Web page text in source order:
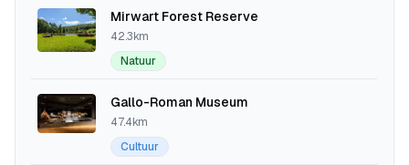
Mirwart Forest Reserve
42.3km
Natuur
Gallo-Roman Museum
47.4km
Cultuur